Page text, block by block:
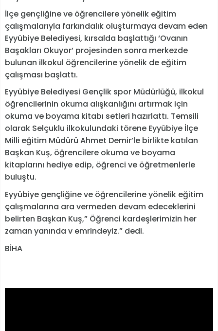
İlçe gençliğine ve öğrencilere yönelik eğitim
çalışmalarıyla farkındalık oluşturmaya devam eden
Eyyübiye Belediyesi, kırsalda başlattığı ‘Ovanın
Başakları Okuyor’ projesinden sonra merkezde
bulunan ilkokul öğrencilerine yönelik de eğitim
çalışması başlattı.
Eyyübiye Belediyesi Gençlik spor Müdürlüğü, ilkokul
öğrencilerinin okuma alışkanlığını artırmak için
okuma ve boyama kitabı setleri hazırlattı. Temsili
olarak Selçuklu ilkokulundaki törene Eyyübiye İlçe
Milli eğitim Müdürü Ahmet Demir’le birlikte katılan
Başkan Kuş, öğrencilere okuma ve boyama
kitaplarını hediye edip, öğrenci ve öğretmenlerle
buluştu.
Eyyübiye gençliğine ve öğrencilerine yönelik eğitim
çalışmalarına ara vermeden devam edeceklerini
belirten Başkan Kuş,” Öğrenci kardeşlerimizin her
zaman yanında v emrindeyiz.” dedi.
BİHA